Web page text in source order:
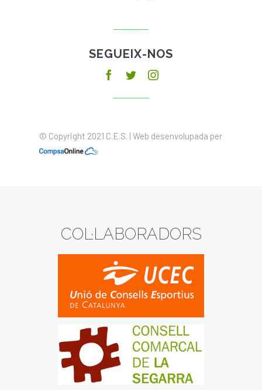
SEGUEIX-NOS
© Copyright 2021 C.E.S. | Web desenvolupada per
COL·LABORADORS